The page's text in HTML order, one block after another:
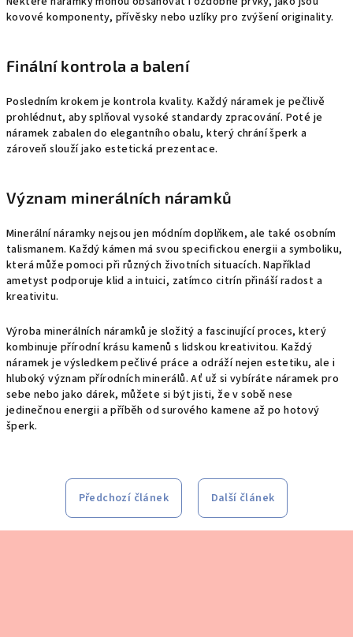
kovové komponenty, přívěsky nebo uzlíky pro zvýšení originality.
Finální kontrola a balení
Posledním krokem je kontrola kvality. Každý náramek je pečlivě
prohlédnut, aby splňoval vysoké standardy zpracování. Poté je
náramek zabalen do elegantního obalu, který chrání šperk a
zároveň slouží jako estetická prezentace.
Význam minerálních náramků
Minerální náramky nejsou jen módním doplňkem, ale také osobním
talismanem. Každý kámen má svou specifickou energii a symboliku,
která může pomoci při různých životních situacích. Například
ametyst podporuje klid a intuici, zatímco citrín přináší radost a
kreativitu.
Výroba minerálních náramků je složitý a fascinující proces, který
kombinuje přírodní krásu kamenů s lidskou kreativitou. Každý
náramek je výsledkem pečlivé práce a odráží nejen estetiku, ale i
hluboký význam přírodních minerálů. Ať už si vybíráte náramek pro
sebe nebo jako dárek, můžete si být jisti, že v sobě nese
jedinečnou energii a příběh od surového kamene až po hotový
šperk.
Předchozí článek Další článek